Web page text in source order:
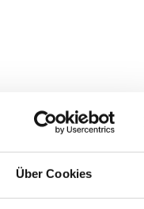
Über Cookies